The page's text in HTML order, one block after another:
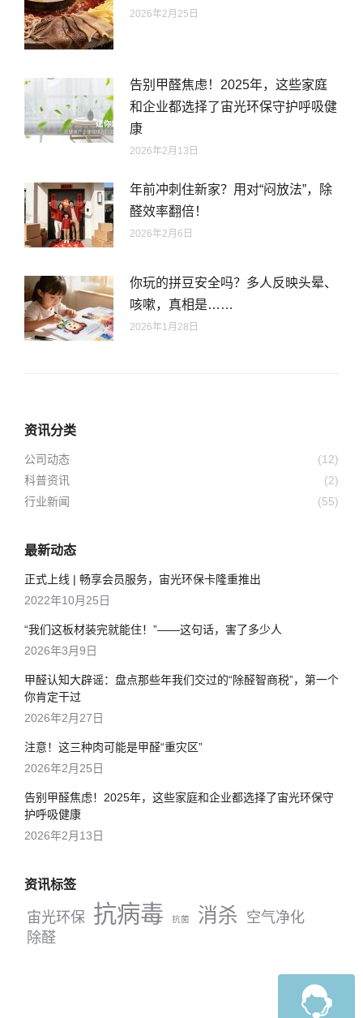
2026年2月25日
告别甲醛焦虑！2025年，这些家庭
和企业都选择了宙光环保守护呼吸健
康
2026年2月13日
年前冲刺住新家？用对“闷放法”，除
醛效率翻倍！
2026年2月6日
你玩的拼豆安全吗？多人反映头晕、
咳嗽，真相是……
2026年1月28日
资讯分类
公司动态
(12)
科普资讯
(2)
行业新闻
(55)
最新动态
正式上线 | 畅享会员服务，宙光环保卡隆重推出
2022年10月25日
“我们这板材装完就能住！”——这句话，害了多少人
2026年3月9日
甲醛认知大辟谣：盘点那些年我们交过的“除醛智商税”，第一个
你肯定干过
2026年2月27日
注意！这三种肉可能是甲醛“重灾区”
2026年2月25日
告别甲醛焦虑！2025年，这些家庭和企业都选择了宙光环保守
护呼吸健康
2026年2月13日
资讯标签
宙光环保 抗病毒 抗菌 消杀 空气净化
除醛